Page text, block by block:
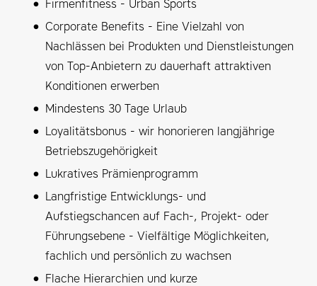
Firmenfitness - Urban Sports
Corporate Benefits - Eine Vielzahl von
Nachlässen bei Produkten und Dienstleistungen
von Top-Anbietern zu dauerhaft attraktiven
Konditionen erwerben
Mindestens 30 Tage Urlaub
Loyalitätsbonus - wir honorieren langjährige
Betriebszugehörigkeit
Lukratives Prämienprogramm
Langfristige Entwicklungs- und
Aufstiegschancen auf Fach-, Projekt- oder
Führungsebene - Vielfältige Möglichkeiten,
fachlich und persönlich zu wachsen
Flache Hierarchien und kurze